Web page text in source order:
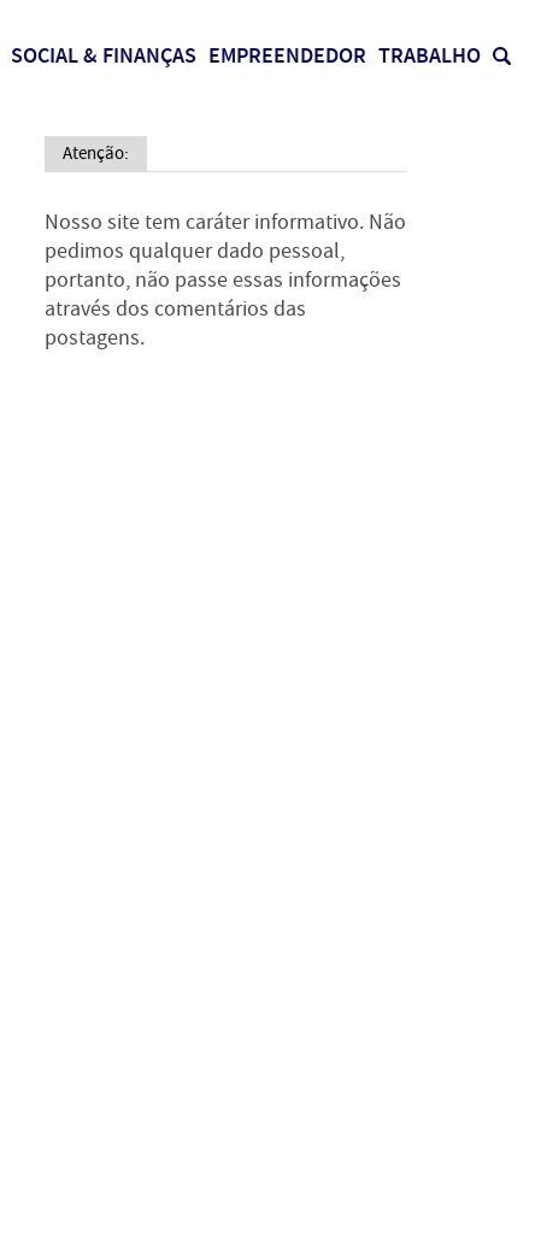
SOCIAL & FINANÇAS EMPREENDEDOR TRABALHO
Atenção:
Nosso site tem caráter informativo. Não
pedimos qualquer dado pessoal,
portanto, não passe essas informações
através dos comentários das
postagens.